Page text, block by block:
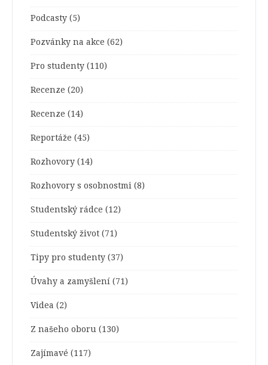
Podcasty (5)
Pozvánky na akce (62)
Pro studenty (110)
Recenze (20)
Recenze (14)
Reportáže (45)
Rozhovory (14)
Rozhovory s osobnostmi (8)
Studentský rádce (12)
Studentský život (71)
Tipy pro studenty (37)
Úvahy a zamyšlení (71)
Videa (2)
Z našeho oboru (130)
Zajímavé (117)